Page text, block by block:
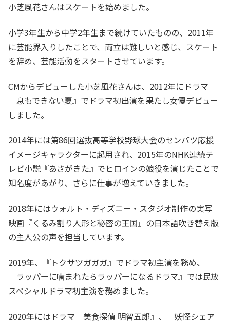
小芝風花さんはスケートを始めました。
小学3年生から中学2年生まで続けていたものの、2011年
に芸能界入りしたことで、両立は難しいと感じ、スケート
を辞め、芸能活動をスタートさせています。
CMからデビューした小芝風花さんは、2012年にドラマ
『息もできない夏』でドラマ初出演を果たし女優デビュー
しました。
2014年には第86回選抜高等学校野球大会のセンバツ応援
イメージキャラクターに起用され、2015年のNHK連続テ
レビ小説『あさがきた』でヒロインの娘役を演じたことで
知名度があがり、さらに仕事が増えていきました。
2018年にはウォルト・ディズニー・スタジオ制作の実写
映画『くるみ割り人形と秘密の王国』の日本語吹き替え版
の主人公の声を担当しています。
2019年、『トクサツガガガ』でドラマ初主演を務め、
『ラッパーに噛まれたらラッパーになるドラマ』では民放
スペシャルドラマ初主演を務めました。
2020年にはドラマ『美食探偵 明智五郎』、『妖怪シェア